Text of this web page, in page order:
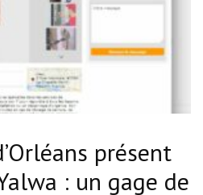
présent
: un gage de